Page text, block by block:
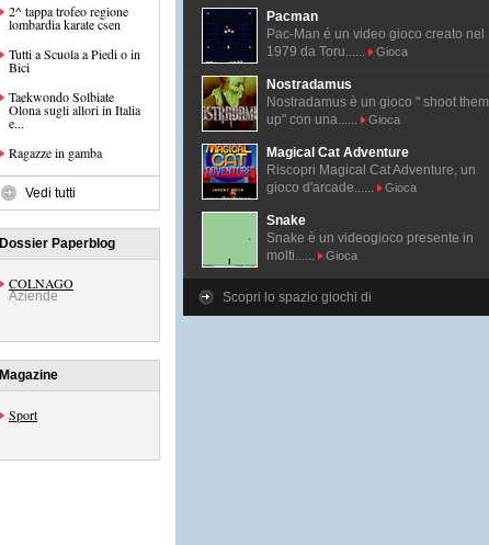
2^ tappa trofeo regione
lombardia karate csen
Tutti a Scuola a Piedi o in
Bici
Taekwondo Solbiate
Olona sugli allori in Italia
e...
Ragazze in gamba
Vedi tutti
Dossier Paperblog
COLNAGO
Aziende
Magazine
Sport
Pacman
Pac-Man é un video gioco creato nel
1979 da Toru......
Gioca
Nostradamus
Nostradamus è un gioco " shoot them
up" con una......
Gioca
Magical Cat Adventure
Riscopri Magical Cat Adventure, un
gioco d'arcade......
Gioca
Snake
Snake è un videogioco presente in
molti......
Gioca
Scopri lo spazio giochi di